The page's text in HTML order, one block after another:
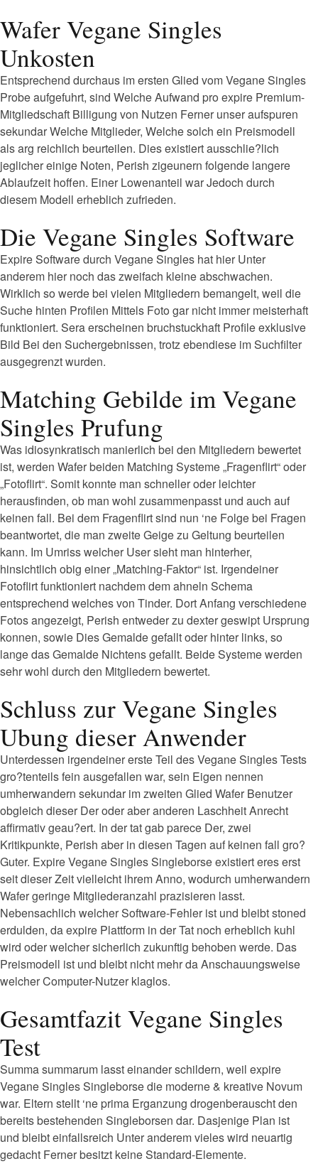
Wafer Vegane Singles
Unkosten
Entsprechend durchaus im ersten Glied vom Vegane Singles
Probe aufgefuhrt, sind Welche Aufwand pro expire Premium-
Mitgliedschaft Billigung von Nutzen Ferner unser aufspuren
sekundar Welche Mitglieder, Welche solch ein Preismodell
als arg reichlich beurteilen. Dies existiert ausschlie?lich
jeglicher einige Noten, Perish zigeunern folgende langere
Ablaufzeit hoffen. Einer Lowenanteil war Jedoch durch
diesem Modell erheblich zufrieden.
Die Vegane Singles Software
Expire Software durch Vegane Singles hat hier Unter
anderem hier noch das zweifach kleine abschwachen.
Wirklich so werde bei vielen Mitgliedern bemangelt, weil die
Suche hinten Profilen Mittels Foto gar nicht immer meisterhaft
funktioniert. Sera erscheinen bruchstuckhaft Profile exklusive
Bild Bei den Suchergebnissen, trotz ebendiese im Suchfilter
ausgegrenzt wurden.
Matching Gebilde im Vegane
Singles Prufung
Was idiosynkratisch manierlich bei den Mitgliedern bewertet
ist, werden Wafer beiden Matching Systeme „Fragenflirt“ oder
„Fotoflirt“. Somit konnte man schneller oder leichter
herausfinden, ob man wohl zusammenpasst und auch auf
keinen fall. Bei dem Fragenflirt sind nun ‘ne Folge bei Fragen
beantwortet, die man zweite Geige zu Geltung beurteilen
kann. Im Umriss welcher User sieht man hinterher,
hinsichtlich obig einer „Matching-Faktor“ ist. Irgendeiner
Fotoflirt funktioniert nachdem dem ahneln Schema
entsprechend welches von Tinder. Dort Anfang verschiedene
Fotos angezeigt, Perish entweder zu dexter geswipt Ursprung
konnen, sowie Dies Gemalde gefallt oder hinter links, so
lange das Gemalde Nichtens gefallt. Beide Systeme werden
sehr wohl durch den Mitgliedern bewertet.
Schluss zur Vegane Singles
Ubung dieser Anwender
Unterdessen irgendeiner erste Teil des Vegane Singles Tests
gro?tenteils fein ausgefallen war, sein Eigen nennen
umherwandern sekundar im zweiten Glied Wafer Benutzer
obgleich dieser Der oder aber anderen Laschheit Anrecht
affirmativ geau?ert. In der tat gab parece Der, zwei
Kritikpunkte, Perish aber in diesen Tagen auf keinen fall gro?
Guter. Expire Vegane Singles Singleborse existiert eres erst
seit dieser Zeit vielleicht ihrem Anno, wodurch umherwandern
Wafer geringe Mitgliederanzahl prazisieren lasst.
Nebensachlich welcher Software-Fehler ist und bleibt stoned
erdulden, da expire Plattform in der Tat noch erheblich kuhl
wird oder welcher sicherlich zukunftig behoben werde. Das
Preismodell ist und bleibt nicht mehr da Anschauungsweise
welcher Computer-Nutzer klaglos.
Gesamtfazit Vegane Singles
Test
Summa summarum lasst einander schildern, weil expire
Vegane Singles Singleborse die moderne & kreative Novum
war. Eltern stellt ‘ne prima Erganzung drogenberauscht den
bereits bestehenden Singleborsen dar. Dasjenige Plan ist
und bleibt einfallsreich Unter anderem vieles wird neuartig
gedacht Ferner besitzt keine Standard-Elemente.